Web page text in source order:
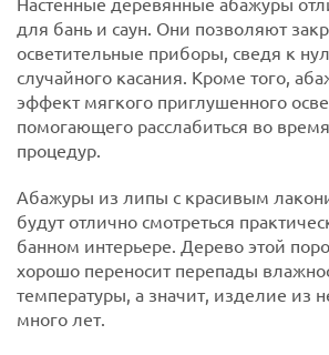
для бань и саун. Они позволяют
осветительные приборы, сведя к
случайного касания. Кроме того,
эффект мягкого приглушенного
помогающего расслабиться во
процедур.
Абажуры из липы с красивым
будут отлично смотреться
банном интерьере. Дерево этой
хорошо переносит перепады
температуры, а значит, изделие из
много лет.